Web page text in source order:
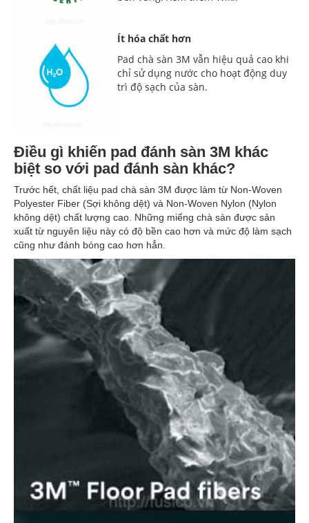
Ít hóa chất hơn
Pad chà sàn 3M vẫn hiệu quả cao khi
chỉ sử dụng nước cho hoạt động duy
trì độ sạch của sàn.
Điều gì khiến pad đánh sàn 3M khác
biệt so với pad đánh sàn khác?
Trước hết, chất liệu pad chà sàn 3M được làm từ Non-Woven
Polyester Fiber (Sợi không dệt) và Non-Woven Nylon (Nylon
không dệt) chất lượng cao. Những miếng chà sàn được sản
xuất từ nguyên liệu này có độ bền cao hơn và mức độ làm sạch
cũng như đánh bóng cao hơn hẳn.